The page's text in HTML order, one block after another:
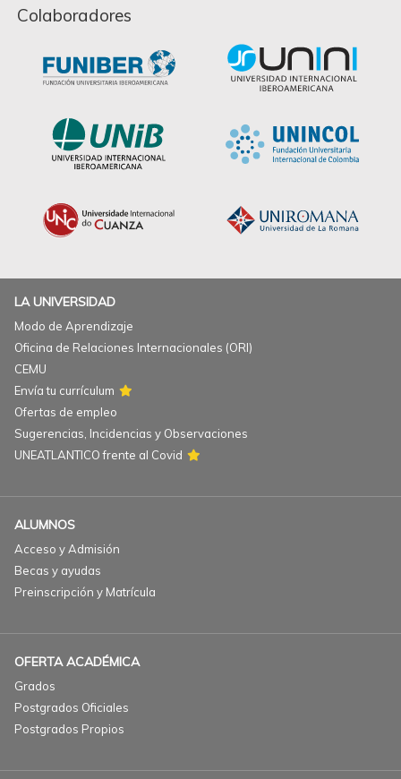
Colaboradores
LA UNIVERSIDAD
Modo de Aprendizaje
Oficina de Relaciones Internacionales (ORI)
CEMU
Envía tu currículum
Ofertas de empleo
Sugerencias, Incidencias y Observaciones
UNEATLANTICO frente al Covid
ALUMNOS
Acceso y Admisión
Becas y ayudas
Preinscripción y Matrícula
OFERTA ACADÉMICA
Grados
Postgrados Oficiales
Postgrados Propios